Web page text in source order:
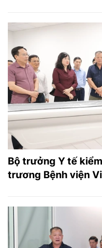
Bộ trưởng Y tế
trương Bệnh viện